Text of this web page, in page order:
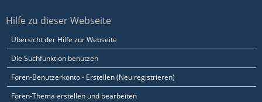
Hilfe zu dieser Webseite
Übersicht der Hilfe zur Webseite
Die Suchfunktion benutzen
Foren-Benutzerkonto - Erstellen (Neu registrieren)
Foren-Thema erstellen und bearbeiten